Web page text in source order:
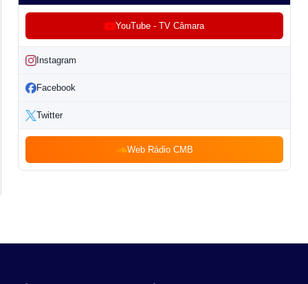
YouTube - TV Câmara
Instagram
Facebook
Twitter
Web Rádio CMB